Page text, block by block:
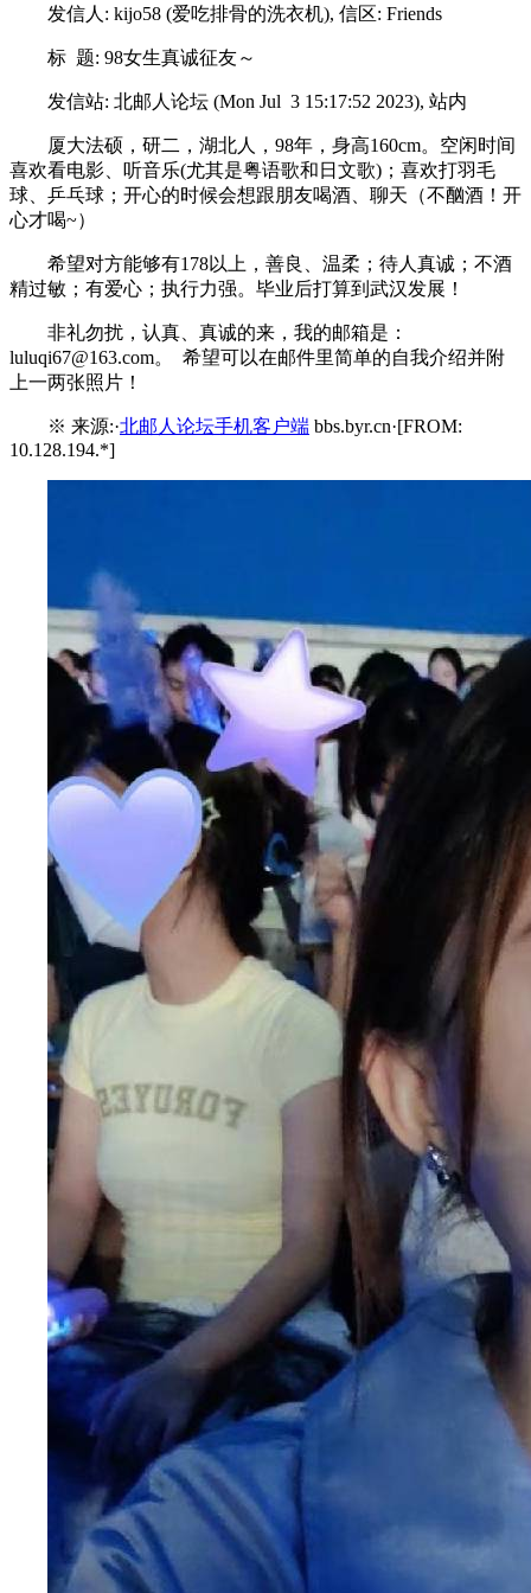
发信人: kijo58 (爱吃排骨的洗衣机), 信区: Friends
标 题: 98女生真诚征友～
发信站: 北邮人论坛 (Mon Jul 3 15:17:52 2023), 站内
厦大法硕，研二，湖北人，98年，身高160cm。空闲时间
喜欢看电影、听音乐(尤其是粤语歌和日文歌)；喜欢打羽毛
球、乒乓球；开心的时候会想跟朋友喝酒、聊天（不酗酒！开
心才喝~）
希望对方能够有178以上，善良、温柔；待人真诚；不酒
精过敏；有爱心；执行力强。毕业后打算到武汉发展！
非礼勿扰，认真、真诚的来，我的邮箱是：
luluqi67@163.com。 希望可以在邮件里简单的自我介绍并附
上一两张照片！
※ 来源:·北邮人论坛手机客户端 bbs.byr.cn·[FROM:
10.128.194.*]